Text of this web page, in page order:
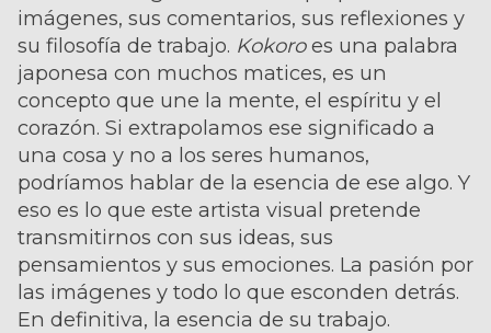
imágenes, sus comentarios, sus reflexiones y
su filosofía de trabajo. Kokoroes una palabra
japonesa con muchos matices, es un
concepto que une la mente, el espíritu y el
corazón. Si extrapolamos ese significado a
una cosa y no a los seres humanos,
podríamos hablar de la esencia de ese algo. Y
eso es lo que este artista visual pretende
transmitirnos con sus ideas, sus
pensamientos y sus emociones. La pasión por
las imágenes y todo lo que esconden detrás.
En definitiva, la esencia de su trabajo.